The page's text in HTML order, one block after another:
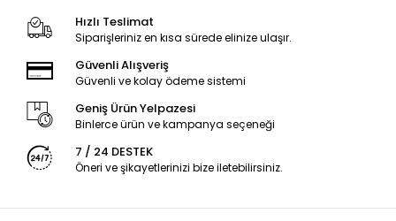
Hızlı Teslimat
Siparişleriniz en kısa sürede elinize ulaşır.
Güvenli Alışveriş
Güvenli ve kolay ödeme sistemi
Geniş Ürün Yelpazesi
Binlerce ürün ve kampanya seçeneği
7 / 24 DESTEK
Öneri ve şikayetlerinizi bize iletebilirsiniz.